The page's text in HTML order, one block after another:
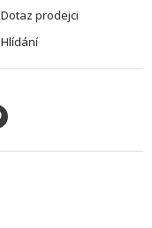
Dotaz prodejci
Hlídání